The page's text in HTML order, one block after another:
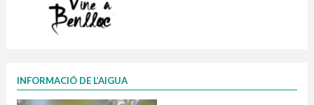
INFORMACIÓ DE L’AIGUA